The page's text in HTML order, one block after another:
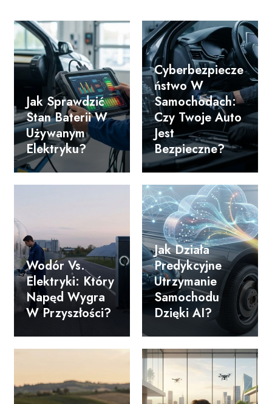
Jak Sprawdzić
Stan Baterii W
Używanym
Elektryku?
Cyberbezpiecze
Ństwo W
Samochodach:
Czy Twoje Auto
Jest
Bezpieczne?
Wodór Vs.
Elektryki: Który
Napęd Wygra
W Przyszłości?
Jak Działa
Predykcyjne
Utrzymanie
Samochodu
Dzięki AI?